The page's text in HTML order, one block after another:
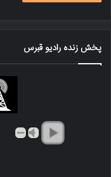
پخش زنده رادیو قبرس